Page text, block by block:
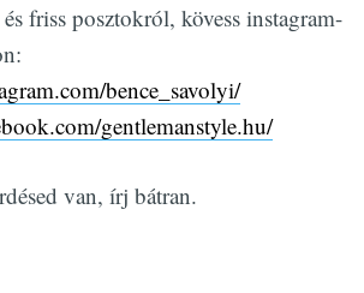
friss posztokról, kövess instagram-
bence_savolyi/
gentlemanstyle.hu/
van, írj bátran.